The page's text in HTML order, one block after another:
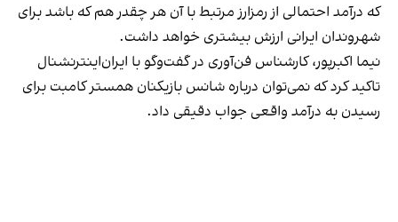
که درآمد احتمالی از رمزارز مرتبط با آن هر چقدر هم که باشد برای
شهروندان ایرانی ارزش بیشتری خواهد داشت.
نیما اکبرپور، کارشناس فن‌آوری در گفت‌وگو با ایران‌اینترنشنال
تاکید کرد که نمی‌توان درباره شانس بازیکنان همستر کامبت برای
رسیدن به درآمد واقعی جواب دقیقی داد.